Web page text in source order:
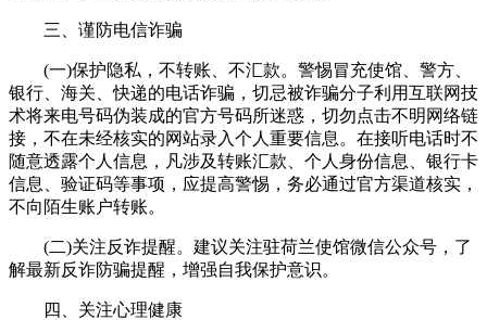
三、谨防电信诈骗
(一)保护隐私，不转账、不汇款。警惕冒充使馆、警方、
银行、海关、快递的电话诈骗，切忌被诈骗分子利用互联网技
术将来电号码伪装成的官方号码所迷惑，切勿点击不明网络链
接，不在未经核实的网站录入个人重要信息。在接听电话时不
随意透露个人信息，凡涉及转账汇款、个人身份信息、银行卡
信息、验证码等事项，应提高警惕，务必通过官方渠道核实，
不向陌生账户转账。
(二)关注反诈提醒。建议关注驻荷兰使馆微信公众号，了
解最新反诈防骗提醒，增强自我保护意识。
四、关注心理健康